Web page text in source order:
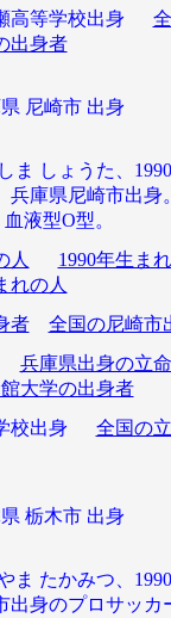
高等学校出身
出身者
尼崎市 出身
ま しょうた、1990
兵庫県尼崎市出身
液型O型。
人
1990年生ま
れの人
者
全国の尼崎市
兵庫県出身の立
大学の出身者
校出身 全国の
栃木市 出身
ま たかみつ、1990
出身のプロサッカ